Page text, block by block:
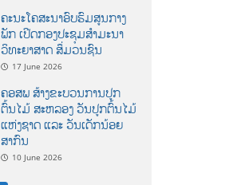
ຄະນະໂຄສະນາອົບຮົມສູນກາງ
ພັກ ເປີດກອງປະຊຸມສຳມະນາ
ວິທະຍາສາດ ສຶ່ມວນຊົນ
17 June 2026
ຄອສພ ສ້າງຂະບວນການປູກ
ຕົ້ນໄມ້ ສະຫລອງ ວັນປູກຕົ້ນໄມ້
ແຫ່ງຊາດ ແລະ ວັນເດັກນ້ອຍ
ສາກົນ
10 June 2026